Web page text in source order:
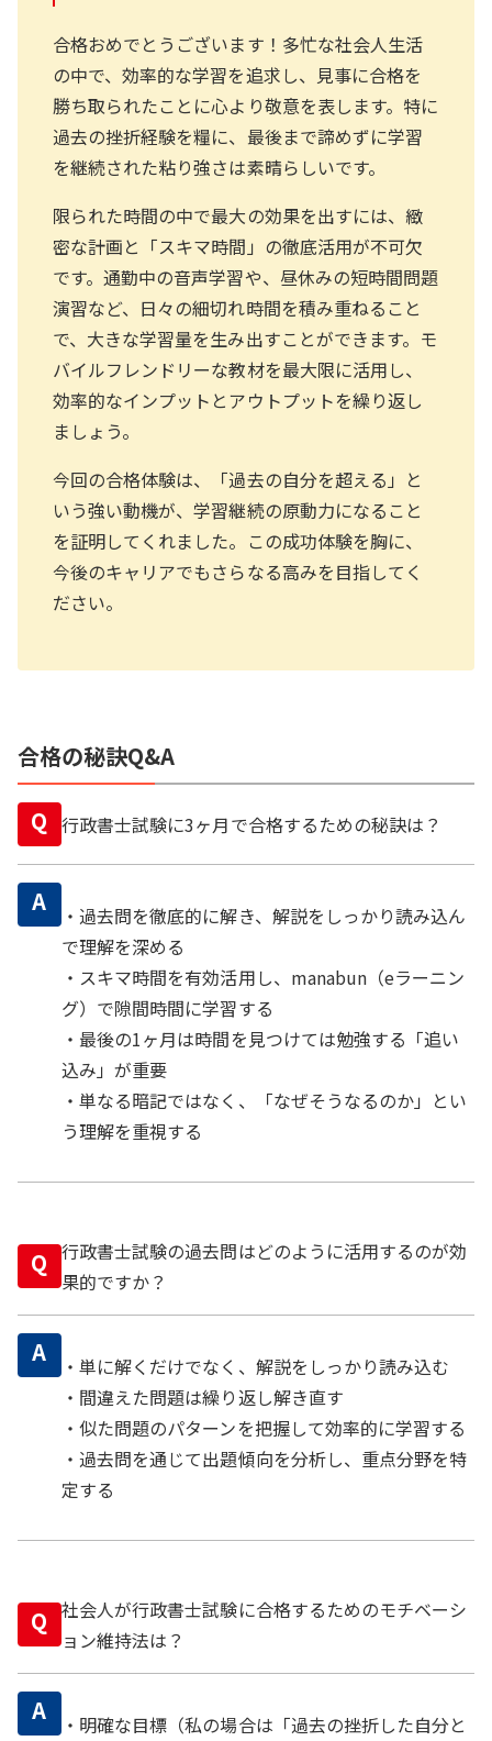
合格おめでとうございます！多忙な社会人生活
の中で、効率的な学習を追求し、見事に合格を
勝ち取られたことに心より敬意を表します。特に
過去の挫折経験を糧に、最後まで諦めずに学習
を継続された粘り強さは素晴らしいです。
限られた時間の中で最大の効果を出すには、緻
密な計画と「スキマ時間」の徹底活用が不可欠
です。通勤中の音声学習や、昼休みの短時間問題
演習など、日々の細切れ時間を積み重ねること
で、大きな学習量を生み出すことができます。モ
バイルフレンドリーな教材を最大限に活用し、
効率的なインプットとアウトプットを繰り返し
ましょう。
今回の合格体験は、「過去の自分を超える」と
いう強い動機が、学習継続の原動力になること
を証明してくれました。この成功体験を胸に、
今後のキャリアでもさらなる高みを目指してく
ださい。
合格の秘訣Q&A
Q 行政書士試験に3ヶ月で合格するための秘訣は？
A
・過去問を徹底的に解き、解説をしっかり読み込ん
で理解を深める
・スキマ時間を有効活用し、manabun（eラーニン
グ）で隙間時間に学習する
・最後の1ヶ月は時間を見つけては勉強する「追い
込み」が重要
・単なる暗記ではなく、「なぜそうなるのか」とい
う理解を重視する
Q 行政書士試験の過去問はどのように活用するのが効
果的ですか？
A
・単に解くだけでなく、解説をしっかり読み込む
・間違えた問題は繰り返し解き直す
・似た問題のパターンを把握して効率的に学習する
・過去問を通じて出題傾向を分析し、重点分野を特
定する
Q 社会人が行政書士試験に合格するためのモチベーシ
ョン維持法は？
A ・明確な目標（私の場合は「過去の挫折した自分と